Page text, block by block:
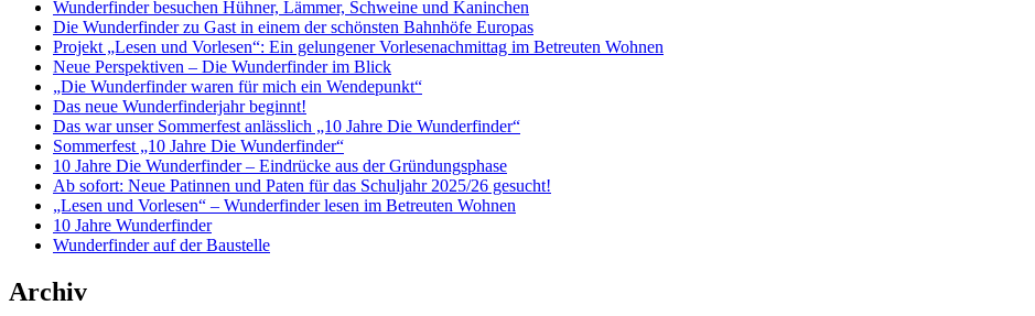
Wunderfinder besuchen Hühner, Lämmer, Schweine und Kaninchen
Die Wunderfinder zu Gast in einem der schönsten Bahnhöfe Europas
Projekt „Lesen und Vorlesen“: Ein gelungener Vorlesenachmittag im Betreuten Wohnen
Neue Perspektiven – Die Wunderfinder im Blick
„Die Wunderfinder waren für mich ein Wendepunkt“
Das neue Wunderfinderjahr beginnt!
Das war unser Sommerfest anlässlich „10 Jahre Die Wunderfinder“
Sommerfest „10 Jahre Die Wunderfinder“
10 Jahre Die Wunderfinder – Eindrücke aus der Gründungsphase
Ab sofort: Neue Patinnen und Paten für das Schuljahr 2025/26 gesucht!
„Lesen und Vorlesen“ – Wunderfinder lesen im Betreuten Wohnen
10 Jahre Wunderfinder
Wunderfinder auf der Baustelle
Archiv